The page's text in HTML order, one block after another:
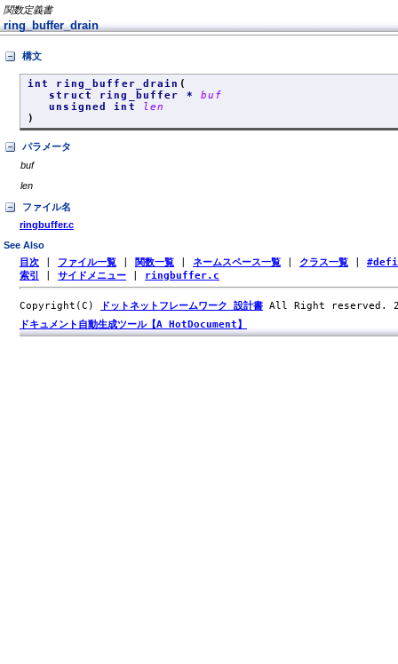
関数定義書
ring_buffer_drain
構文
int ring_buffer_drain (
struct ring_buffer * buf
unsigned int
len
)
パラメータ
buf
len
ファイル名
ringbuffer.c
See Also
目次 ファイル一覧 関数一覧 ネームスペース一覧 クラス一覧
索引
サイドメニュー ringbuffer.c
Copyright(C) ドットネットフレームワーク 設計書 All Right reserved.
ドキュメント自動生成ツール【A HotDocument】